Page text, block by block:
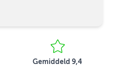
Gemiddeld 9,4